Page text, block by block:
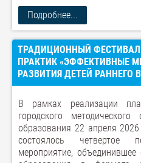
Подробнее...
ТРАДИЦИОННЫЙ
ПРАКТИК «ЭФФЕКТИВНЫЕ
РАЗВИТИЯ ДЕТЕЙ РАННЕГО
В рамках реализации
городского
образования 22 апреля
состоялось четвертое
мероприятие, объединившее